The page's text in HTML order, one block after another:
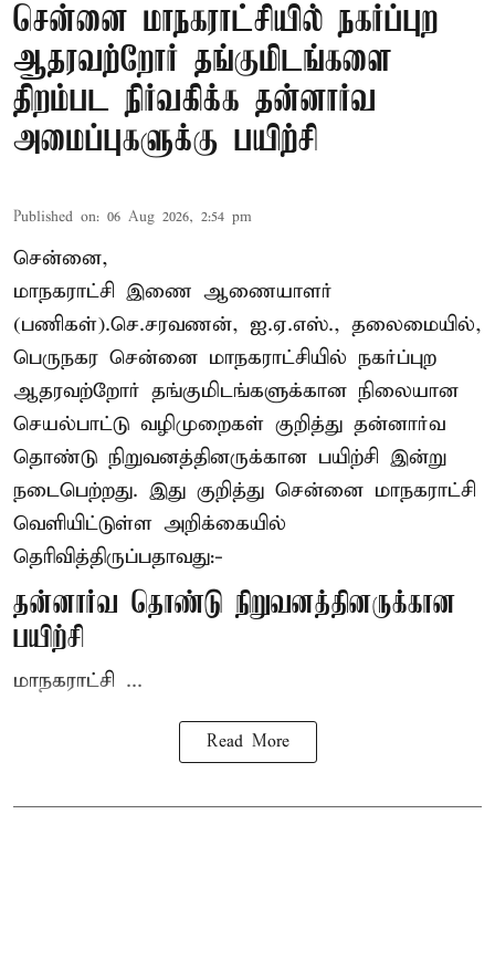
சென்னை மாநகராட்சியில் நகர்ப்புற
ஆதரவற்றோர் தங்குமிடங்களை
திறம்பட நிர்வகிக்க தன்னார்வ
அமைப்புகளுக்கு பயிற்சி
Published on: 06 Aug 2026, 2:54 pm
சென்னை,
மாநகராட்சி இணை ஆணையாளர்
(பணிகள்).செ.சரவணன், ஐ.ஏ.எஸ்., தலைமையில்,
பெருநகர சென்னை மாநகராட்சியில் நகர்ப்புற
ஆதரவற்றோர் தங்குமிடங்களுக்கான நிலையான
செயல்பாட்டு வழிமுறைகள் குறித்து தன்னார்வ
தொண்டு நிறுவனத்தினருக்கான பயிற்சி இன்று
நடைபெற்றது. இது குறித்து சென்னை மாநகராட்சி
வெளியிட்டுள்ள அறிக்கையில்
தெரிவித்திருப்பதாவது:-
தன்னார்வ தொண்டு நிறுவனத்தினருக்கான
பயிற்சி
மாநகராட்சி ...
Read More